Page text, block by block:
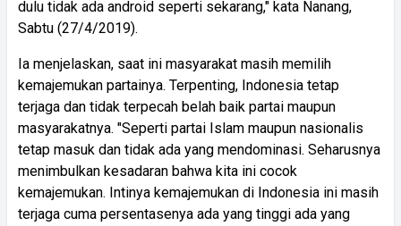
dulu tidak ada android seperti sekarang," kata Nanang,
Sabtu (27/4/2019).
Ia menjelaskan, saat ini masyarakat masih memilih
kemajemukan partainya. Terpenting, Indonesia tetap
terjaga dan tidak terpecah belah baik partai maupun
masyarakatnya. "Seperti partai Islam maupun nasionalis
tetap masuk dan tidak ada yang mendominasi. Seharusnya
menimbulkan kesadaran bahwa kita ini cocok
kemajemukan. Intinya kemajemukan di Indonesia ini masih
terjaga cuma persentasenya ada yang tinggi ada yang